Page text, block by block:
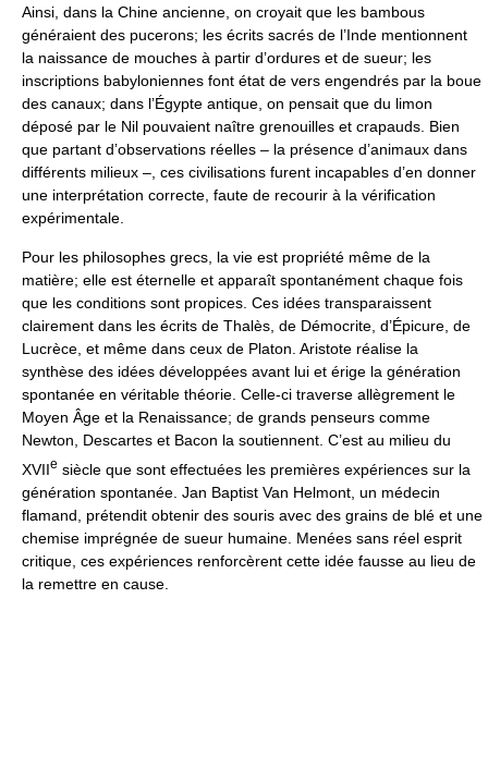
Ainsi, dans la Chine ancienne, on croyait que les bambous
généraient des pucerons; les écrits sacrés de l’Inde mentionnent
la naissance de mouches à partir d’ordures et de sueur; les
inscriptions babyloniennes font état de vers engendrés par la boue
des canaux; dans l’Égypte antique, on pensait que du limon
déposé par le Nil pouvaient naître grenouilles et crapauds. Bien
que partant d’observations réelles – la présence d’animaux dans
différents milieux –, ces civilisations furent incapables d’en donner
une interprétation correcte, faute de recourir à la vérification
expérimentale.
Pour les philosophes grecs, la vie est propriété même de la
matière; elle est éternelle et apparaît spontanément chaque fois
que les conditions sont propices. Ces idées transparaissent
clairement dans les écrits de Thalès, de Démocrite, d’Épicure, de
Lucrèce, et même dans ceux de Platon. Aristote réalise la
synthèse des idées développées avant lui et érige la génération
spontanée en véritable théorie. Celle-ci traverse allègrement le
Moyen Âge et la Renaissance; de grands penseurs comme
Newton, Descartes et Bacon la soutiennent. C’est au milieu du
XVIIe siècle que sont effectuées les premières expériences sur la
génération spontanée. Jan Baptist Van Helmont, un médecin
flamand, prétendit obtenir des souris avec des grains de blé et une
chemise imprégnée de sueur humaine. Menées sans réel esprit
critique, ces expériences renforcèrent cette idée fausse au lieu de
la remettre en cause.